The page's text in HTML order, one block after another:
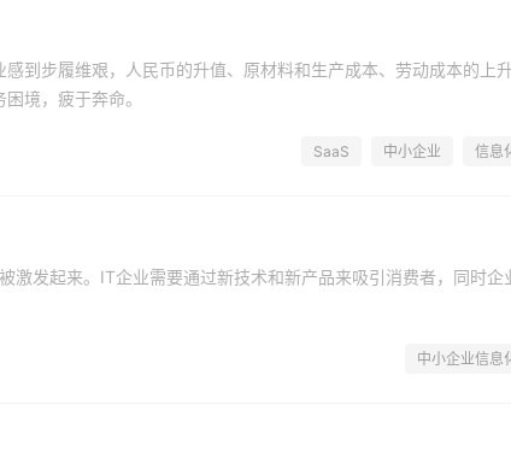
到步履维艰，人民币的升值、原材料和生产成本、劳动成本的上升
境，疲于奔命。
SaaS 中小企业 信息
发起来。IT企业需要通过新技术和新产品来吸引消费者，同时企
中小企业信息